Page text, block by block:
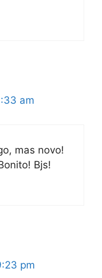
am
mas novo!
Bjs!
pm